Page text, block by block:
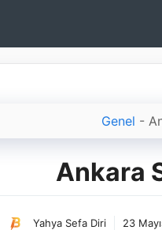
Genel -
Ankara
Yahya Sefa Diri 23